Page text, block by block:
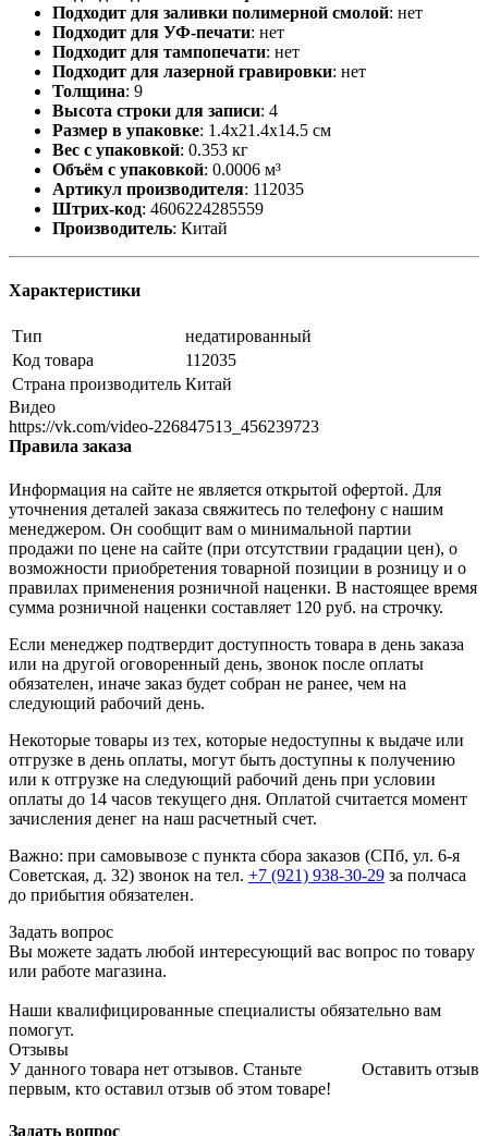
Подходит для заливки полимерной смолой: нет
Подходит для УФ-печати: нет
Подходит для тампопечати: нет
Подходит для лазерной гравировки: нет
Толщина: 9
Высота строки для записи: 4
Размер в упаковке: 1.4x21.4x14.5 см
Вес с упаковкой: 0.353 кг
Объём с упаковкой: 0.0006 м³
Артикул производителя: 112035
Штрих-код: 4606224285559
Производитель: Китай
Характеристики
Тип
недатированный
Код товара
112035
Страна производитель Китай
Видео
https://vk.com/video-226847513_456239723
Правила заказа
Информация на сайте не является открытой офертой. Для
уточнения деталей заказа свяжитесь по телефону с нашим
менеджером. Он сообщит вам о минимальной партии
продажи по цене на сайте (при отсутствии градации цен), о
возможности приобретения товарной позиции в розницу и о
правилах применения розничной наценки. В настоящее время
сумма розничной наценки составляет 120 руб. на строчку.
Если менеджер подтвердит доступность товара в день заказа
или на другой оговоренный день, звонок после оплаты
обязателен, иначе заказ будет собран не ранее, чем на
следующий рабочий день.
Некоторые товары из тех, которые недоступны к выдаче или
отгрузке в день оплаты, могут быть доступны к получению
или к отгрузке на следующий рабочий день при условии
оплаты до 14 часов текущего дня. Оплатой считается момент
зачисления денег на наш расчетный счет.
Важно: при самовывозе с пункта сборa заказов (СПб, ул. 6-я
Советская, д. 32) звонок на тел. +7 (921) 938-30-29 за полчаса
до прибытия обязателен.
Задать вопрос
Вы можете задать любой интересующий вас вопрос по товару
или работе магазина.
Наши квалифицированные специалисты обязательно вам
помогут.
Отзывы
Оставить отзыв
У данного товара нет отзывов. Станьте
первым, кто оставил отзыв об этом товаре!
Задать вопрос